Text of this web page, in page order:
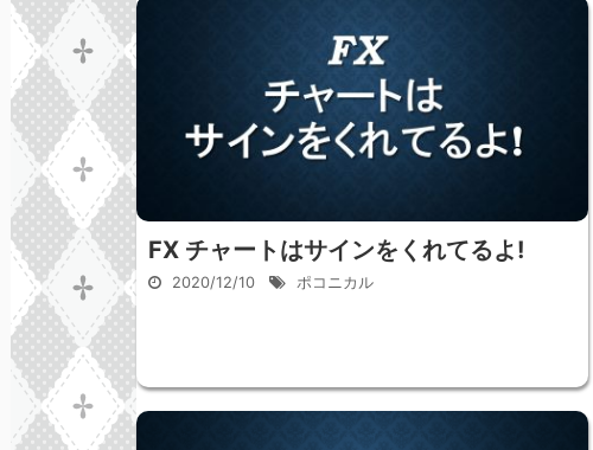
FX チャートはサインをくれてるよ!
2020/12/10 ポコニカル